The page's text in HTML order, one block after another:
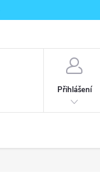
Přihlášení